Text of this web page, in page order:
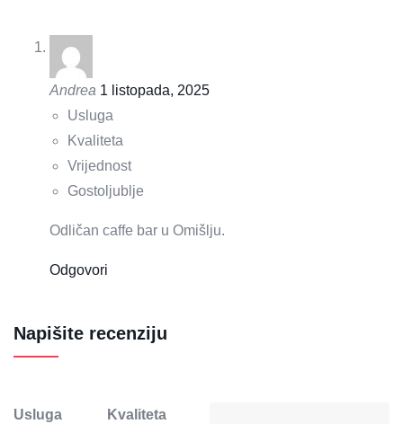
Andrea 1 listopada, 2025
Usluga
Kvaliteta
Vrijednost
Gostoljublje
Odličan caffe bar u Omišlju.
Odgovori
Napišite recenziju
Usluga Kvaliteta